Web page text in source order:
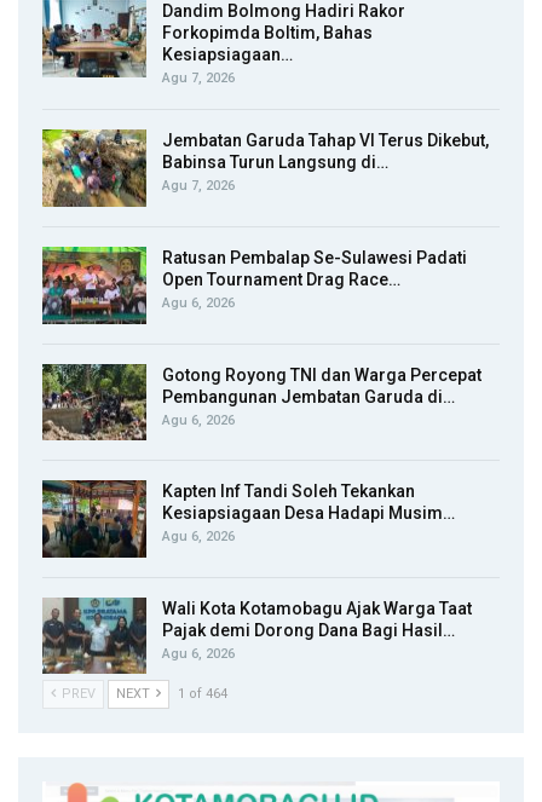
Dandim Bolmong Hadiri Rakor
Forkopimda Boltim, Bahas
Kesiapsiagaan…
Agu 7, 2026
Jembatan Garuda Tahap VI Terus Dikebut,
Babinsa Turun Langsung di…
Agu 7, 2026
Ratusan Pembalap Se-Sulawesi Padati
Open Tournament Drag Race…
Agu 6, 2026
Gotong Royong TNI dan Warga Percepat
Pembangunan Jembatan Garuda di…
Agu 6, 2026
Kapten Inf Tandi Soleh Tekankan
Kesiapsiagaan Desa Hadapi Musim…
Agu 6, 2026
Wali Kota Kotamobagu Ajak Warga Taat
Pajak demi Dorong Dana Bagi Hasil…
Agu 6, 2026
PREV NEXT 1 of 464